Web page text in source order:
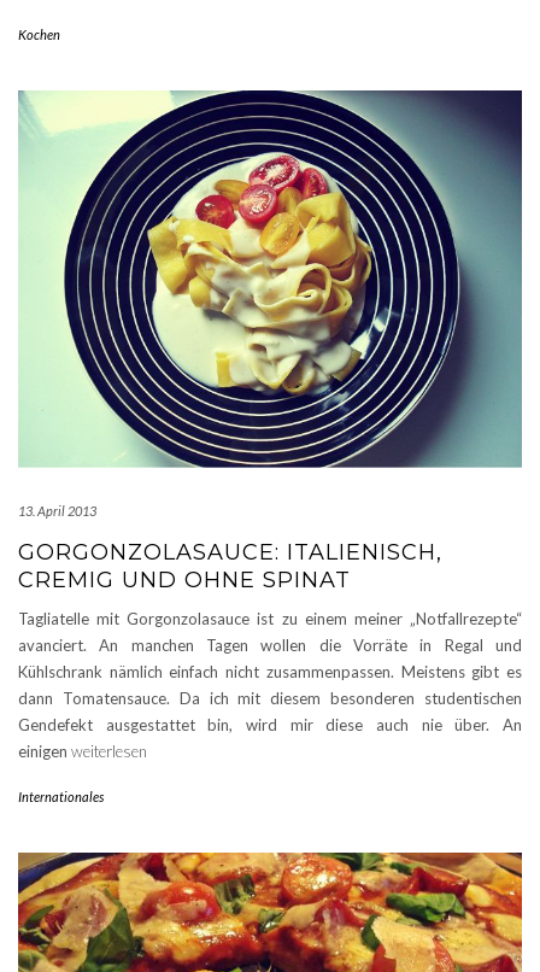
Kochen
13. April 2013
GORGONZOLASAUCE: ITALIENISCH,
CREMIG UND OHNE SPINAT
Tagliatelle mit Gorgonzolasauce ist zu einem meiner „Notfallrezepte“
avanciert. An manchen Tagen wollen die Vorräte in Regal und
Kühlschrank nämlich einfach nicht zusammenpassen. Meistens gibt es
dann Tomatensauce. Da ich mit diesem besonderen studentischen
Gendefekt ausgestattet bin, wird mir diese auch nie über. An
einigen weiterlesen
Internationales